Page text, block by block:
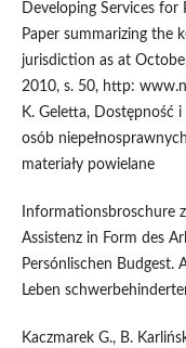
Developing Services for
Paper summarizing the
jurisdiction as at
2010, s. 50, http:
K. Geletta, Dostępność
osób
materiały powielane
Informationsbroschure
Assistenz in Form des
Persónlischen Budgest.
Leben
Kaczmarek G., B.